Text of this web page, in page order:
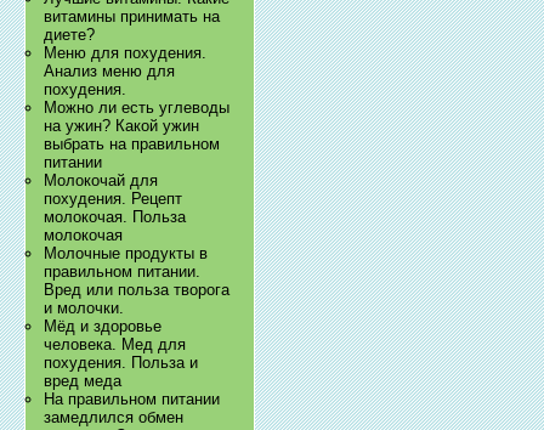
витамины принимать на
диете?
Меню для похудения.
Анализ меню для
похудения.
Можно ли есть углеводы
на ужин? Какой ужин
выбрать на правильном
питании
Молокочай для
похудения. Рецепт
молокочая. Польза
молокочая
Молочные продукты в
правильном питании.
Вред или польза творога
и молочки.
Мёд и здоровье
человека. Мед для
похудения. Польза и
вред меда
На правильном питании
замедлился обмен